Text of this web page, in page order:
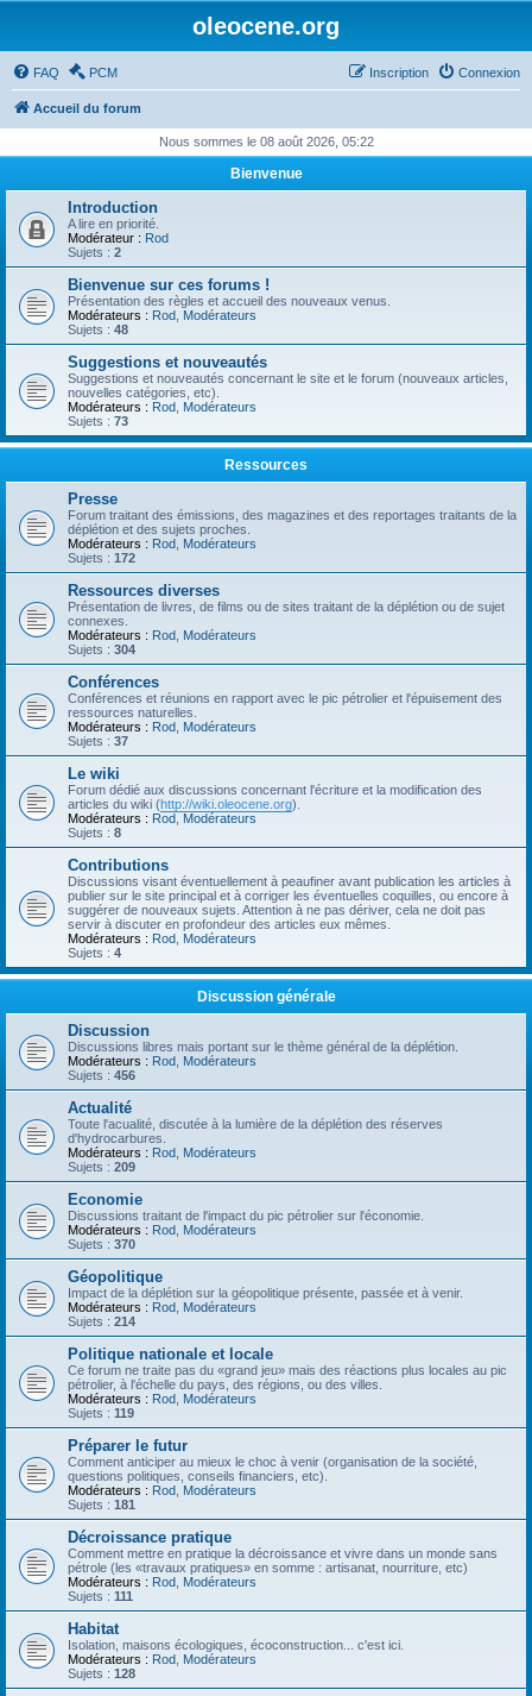
oleocene.org
FAQ PCM Connexion
Inscription
Accueil du forum
Nous sommes le 08 août 2026, 05:22
Bienvenue
Introduction
A lire en priorité.
Modérateur : Rod
Sujets : 2
Bienvenue sur ces forums !
Présentation des règles et accueil des nouveaux venus.
Modérateurs : Rod Modérateurs
Sujets : 48
Suggestions et nouveautés
Suggestions et nouveautés concernant le site et le forum (nouveaux articles,
nouvelles catégories, etc).
Modérateurs : Rod Modérateurs
Sujets : 73
Ressources
Presse
Forum traitant des émissions, des magazines et des reportages traitants de la
déplétion et des sujets proches.
Modérateurs : Rod Modérateurs
Sujets : 172
Ressources diverses
Présentation de livres, de films ou de sites traitant de la déplétion ou de sujet
connexes.
Modérateurs : Rod Modérateurs
Sujets : 304
Conférences
Conférences et réunions en rapport avec le pic pétrolier et l'épuisement des
ressources naturelles.
Modérateurs : Rod Modérateurs
Sujets : 37
Le wiki
Forum dédié aux discussions concernant l'écriture et la modification des
articles du wiki (http://wiki.oleocene.org).
Modérateurs : Rod Modérateurs
Sujets : 8
Contributions
Discussions visant éventuellement à peaufiner avant publication les articles à
publier sur le site principal et à corriger les éventuelles coquilles, ou encore à
suggérer de nouveaux sujets. Attention à ne pas dériver, cela ne doit pas
servir à discuter en profondeur des articles eux mêmes.
Modérateurs : Rod Modérateurs
Sujets : 4
Discussion générale
Discussion
Discussions libres mais portant sur le thème général de la déplétion.
Modérateurs : Rod Modérateurs
Sujets : 456
Actualité
Toute l'acualité, discutée à la lumière de la déplétion des réserves
d'hydrocarbures.
Modérateurs : Rod Modérateurs
Sujets : 209
Economie
Discussions traitant de l'impact du pic pétrolier sur l'économie.
Modérateurs : Rod Modérateurs
Sujets : 370
Géopolitique
Impact de la déplétion sur la géopolitique présente, passée et à venir.
Modérateurs : Rod Modérateurs
Sujets : 214
Politique nationale et locale
Ce forum ne traite pas du «grand jeu» mais des réactions plus locales au pic
pétrolier, à l'échelle du pays, des régions, ou des villes.
Modérateurs : Rod Modérateurs
Sujets : 119
Préparer le futur
Comment anticiper au mieux le choc à venir (organisation de la société,
questions politiques, conseils financiers, etc).
Modérateurs : Rod Modérateurs
Sujets : 181
Décroissance pratique
Comment mettre en pratique la décroissance et vivre dans un monde sans
pétrole (les «travaux pratiques» en somme : artisanat, nourriture, etc)
Modérateurs : Rod Modérateurs
Sujets : 111
Habitat
Isolation, maisons écologiques, écoconstruction... c'est ici.
Modérateurs : Rod Modérateurs
Sujets : 128